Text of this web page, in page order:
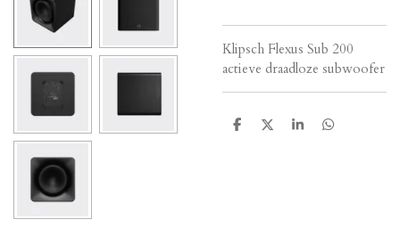
Klipsch Flexus Sub 200
actieve draadloze subwoofer
D
D
S
D